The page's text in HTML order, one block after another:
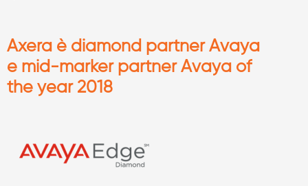
Axera è diamond partner Avaya
e mid-marker partner Avaya of
the year 2018